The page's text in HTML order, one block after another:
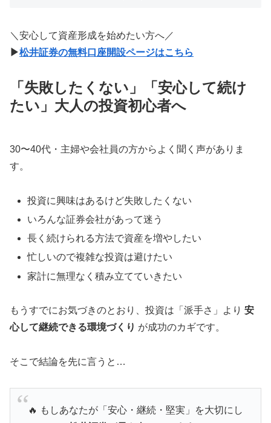
＼安心して資産形成を始めたい方へ／
▶松井証券の無料口座開設ページはこちら
「失敗したくない」「安心して続け
たい」大人の投資初心者へ
30〜40代・主婦や会社員の方からよく聞く声がありま
す。
投資に興味はあるけど失敗したくない
いろんな証券会社があって迷う
長く続けられる方法で資産を増やしたい
忙しいので複雑な投資は避けたい
家計に無理なく積み立てていきたい
もうすでにお気づきのとおり、投資は「派手さ」より 安
心して継続できる環境づくり が成功のカギです。
そこで結論を先に言うと…
🔥 もしあなたが「安心・継続・堅実」を大切にし